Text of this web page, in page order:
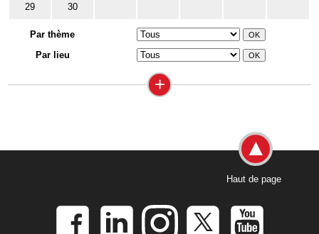
29 30
Par thème
Par lieu
+
Haut de page